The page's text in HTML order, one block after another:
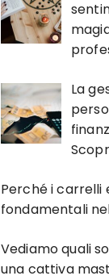
La
Perché i carrelli
fondamentali
Vediamo quali
una cattiva